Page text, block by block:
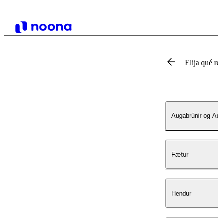
Elija qué
Augabrúnir og
Fætur
Hendur